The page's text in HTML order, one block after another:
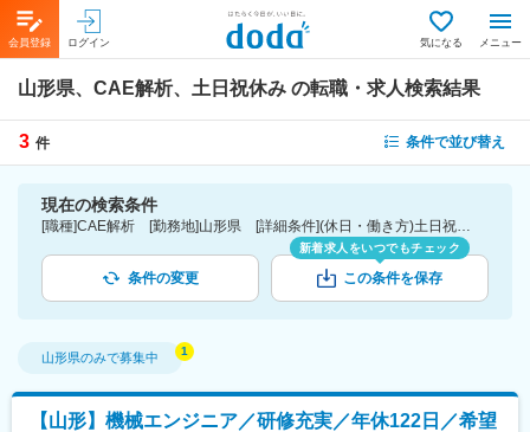
会員登録 ログイン 気になる メニュー
山形県、CAE解析、土日祝休み の転職・求人検索結果
3 件 条件で並び替え
現在の検索条件
[職種]CAE解析 [勤務地]山形県 [詳細条件](休日・働き方)土日祝休み
条件の変更
新着求人をいつでもチェック
この条件を保存
山形県のみで募集中
【山形】機械エンジニア／研修充実／年休122日／希望